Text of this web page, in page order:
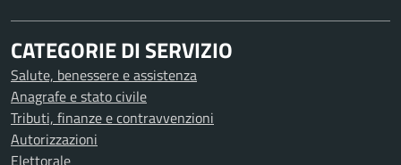
CATEGORIE DI SERVIZIO
Salute, benessere e assistenza
Anagrafe e stato civile
Tributi, finanze e contravvenzioni
Autorizzazioni
Elettorale